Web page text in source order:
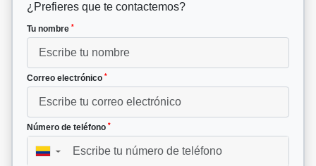
¿Prefieres que te contactemos?
Tu nombre *
Correo electrónico *
Número de teléfono *
▼